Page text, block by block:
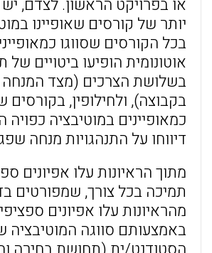
או בפרויקט הראשון. לצדם,
יותר של קורסים שאופיינו
בכל הקורסים שסווגו
אוטונומית הופיעו ביטויים של
בשלושת הצרכים (מצד המנחה
בקבוצה), ולחילופין, בקורסים
כמאופיינים במוטיבציה כפויה
דיווחו על התנהגויות מנחה
מתוך הראיונות עלו אפיונים
תמיכה בכל צורך, שמפורטים
מהראיונות עלו אפיונים
באמצעותם סווגה המוטיבציה